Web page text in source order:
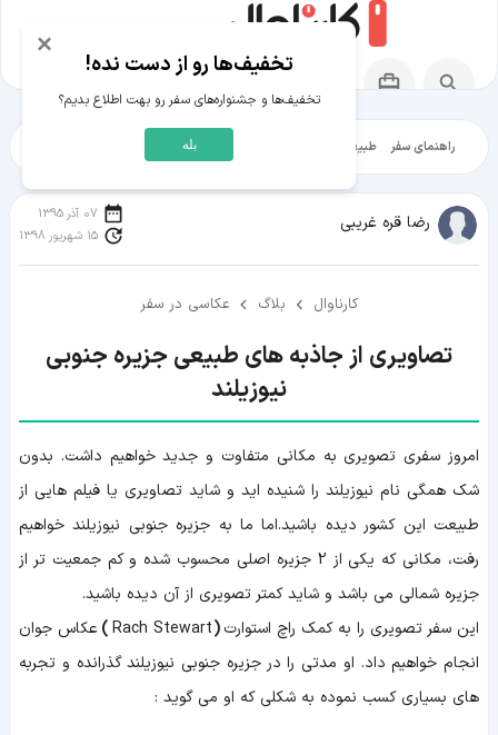
راهنمای سفر طبیعت‌گردی شهرگردی
رضا قره غریبی
07 آذر 1395
15 شهریور 1398
کارناوال بلاگ عکاسی در سفر
تصاویری از جاذبه های طبیعی جزیره جنوبی
نیوزیلند
امروز سفری تصویری به مکانی متفاوت و جدید خواهیم داشت. بدون
شک همگی نام نیوزیلند را شنیده اید و شاید تصاویری یا فیلم هایی از
طبیعت این کشور دیده باشید.اما ما به جزیره جنوبی نیوزیلند خواهیم
رفت، مکانی که یکی از 2 جزیره اصلی محسوب شده و کم جمعیت تر از
جزیره شمالی می باشد و شاید کمتر تصویری از آن دیده باشید.
این سفر تصویری را به کمک راچ استوارت(
Rach Stewart
)عکاس جوان
انجام خواهیم داد. او مدتی را در جزیره جنوبی نیوزیلند گذرانده و تجربه
های بسیاری کسب نموده به شکلی که او می گوید :
×
تخفیف‌ها رو از دست نده!
تخفیف‌ها و جشنواره‌های سفر رو بهت اطلاع بدیم؟
بله